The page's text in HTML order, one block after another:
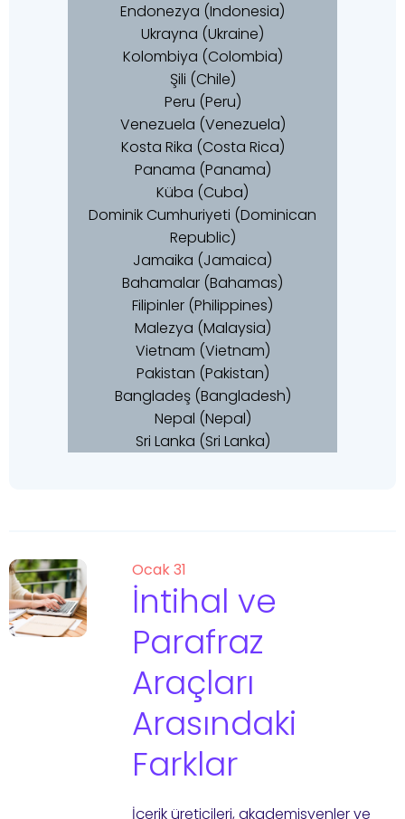
Endonezya (Indonesia)
Ukrayna (Ukraine)
Kolombiya (Colombia)
Şili (Chile)
Peru (Peru)
Venezuela (Venezuela)
Kosta Rika (Costa Rica)
Panama (Panama)
Küba (Cuba)
Dominik Cumhuriyeti (Dominican
Republic)
Jamaika (Jamaica)
Bahamalar (Bahamas)
Filipinler (Philippines)
Malezya (Malaysia)
Vietnam (Vietnam)
Pakistan (Pakistan)
Bangladeş (Bangladesh)
Nepal (Nepal)
Sri Lanka (Sri Lanka)
Ocak 31
İntihal ve
Parafraz
Araçları
Arasındaki
Farklar
İçerik üreticileri, akademisyenler ve